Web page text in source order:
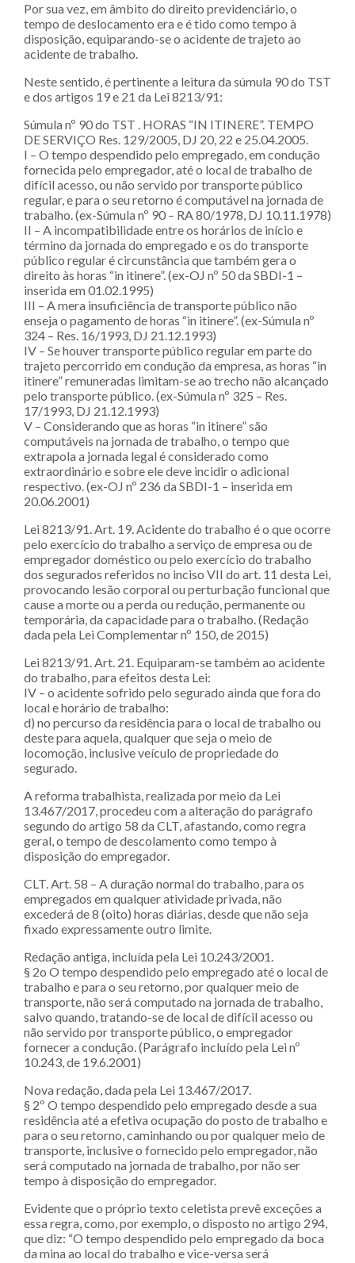
Por sua vez, em âmbito do direito previdenciário, o
tempo de deslocamento era e é tido como tempo à
disposição, equiparando-se o acidente de trajeto ao
acidente de trabalho.
Neste sentido, é pertinente a leitura da súmula 90 do TST
e dos artigos 19 e 21 da Lei 8213/91:
Súmula nº 90 do TST . HORAS “IN ITINERE”. TEMPO
DE SERVIÇO Res. 129/2005, DJ 20, 22 e 25.04.2005.
I – O tempo despendido pelo empregado, em condução
fornecida pelo empregador, até o local de trabalho de
difícil acesso, ou não servido por transporte público
regular, e para o seu retorno é computável na jornada de
trabalho. (ex-Súmula nº 90 – RA 80/1978, DJ 10.11.1978)
II – A incompatibilidade entre os horários de início e
término da jornada do empregado e os do transporte
público regular é circunstância que também gera o
direito às horas “in itinere”. (ex-OJ nº 50 da SBDI-1 –
inserida em 01.02.1995)
III – A mera insuficiência de transporte público não
enseja o pagamento de horas “in itinere”. (ex-Súmula nº
324 – Res. 16/1993, DJ 21.12.1993)
IV – Se houver transporte público regular em parte do
trajeto percorrido em condução da empresa, as horas “in
itinere” remuneradas limitam-se ao trecho não alcançado
pelo transporte público. (ex-Súmula nº 325 – Res.
17/1993, DJ 21.12.1993)
V – Considerando que as horas “in itinere” são
computáveis na jornada de trabalho, o tempo que
extrapola a jornada legal é considerado como
extraordinário e sobre ele deve incidir o adicional
respectivo. (ex-OJ nº 236 da SBDI-1 – inserida em
20.06.2001)
Lei 8213/91. Art. 19. Acidente do trabalho é o que ocorre
pelo exercício do trabalho a serviço de empresa ou de
empregador doméstico ou pelo exercício do trabalho
dos segurados referidos no inciso VII do art. 11 desta Lei,
provocando lesão corporal ou perturbação funcional que
cause a morte ou a perda ou redução, permanente ou
temporária, da capacidade para o trabalho. (Redação
dada pela Lei Complementar nº 150, de 2015)
Lei 8213/91. Art. 21. Equiparam-se também ao acidente
do trabalho, para efeitos desta Lei:
IV – o acidente sofrido pelo segurado ainda que fora do
local e horário de trabalho:
d) no percurso da residência para o local de trabalho ou
deste para aquela, qualquer que seja o meio de
locomoção, inclusive veículo de propriedade do
segurado.
A reforma trabalhista, realizada por meio da Lei
13.467/2017, procedeu com a alteração do parágrafo
segundo do artigo 58 da CLT, afastando, como regra
geral, o tempo de descolamento como tempo à
disposição do empregador.
CLT. Art. 58 – A duração normal do trabalho, para os
empregados em qualquer atividade privada, não
excederá de 8 (oito) horas diárias, desde que não seja
fixado expressamente outro limite.
Redação antiga, incluída pela Lei 10.243/2001.
§ 2o O tempo despendido pelo empregado até o local de
trabalho e para o seu retorno, por qualquer meio de
transporte, não será computado na jornada de trabalho,
salvo quando, tratando-se de local de difícil acesso ou
não servido por transporte público, o empregador
fornecer a condução. (Parágrafo incluído pela Lei nº
10.243, de 19.6.2001)
Nova redação, dada pela Lei 13.467/2017.
§ 2º O tempo despendido pelo empregado desde a sua
residência até a efetiva ocupação do posto de trabalho e
para o seu retorno, caminhando ou por qualquer meio de
transporte, inclusive o fornecido pelo empregador, não
será computado na jornada de trabalho, por não ser
tempo à disposição do empregador.
Evidente que o próprio texto celetista prevê exceções a
essa regra, como, por exemplo, o disposto no artigo 294,
que diz: “O tempo despendido pelo empregado da boca
da mina ao local do trabalho e vice-versa será